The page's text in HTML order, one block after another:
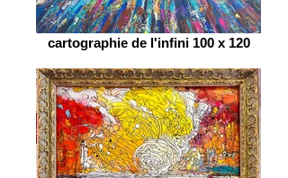
cartographie de l'infini 100 x 120